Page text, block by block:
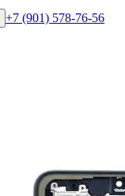
+7 (901) 578-76-56